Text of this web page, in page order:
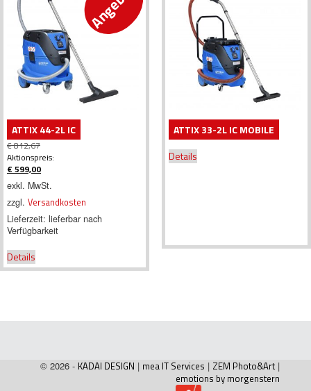
ATTIX 44-2L IC
€812,67
Ursprünglicher
Preis
war:
€ 812,67
Aktionspreis:
€ 599,00
Aktueller
Preis
ist:
€ 599,00.
exkl. MwSt.
zzgl. Versandkosten
Lieferzeit: lieferbar nach
Verfügbarkeit
Details
ATTIX 33-2L IC MOBILE
Details
© 2026 - KADAI DESIGN | mea IT Services | ZEM Photo&Art |
emotions by morgenstern